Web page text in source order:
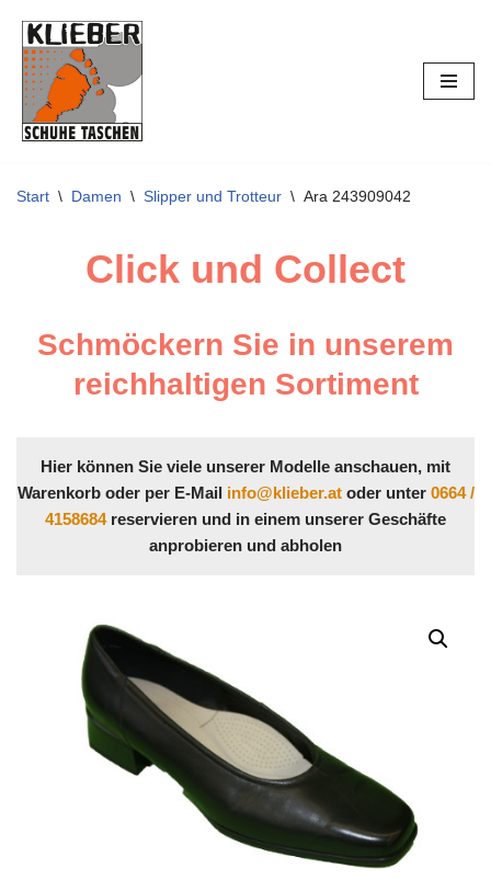
Zum
Inhalt
springen
Start \ Damen \ Slipper und Trotteur \ Ara 243909042
Click und Collect
Schmöckern Sie in unserem
reichhaltigen Sortiment
Hier können Sie viele unserer Modelle anschauen, mit
Warenkorb oder per E-Mail info@klieber.atoder unter 0664 /
4158684reservieren und in einem unserer Geschäfte
anprobieren und abholen